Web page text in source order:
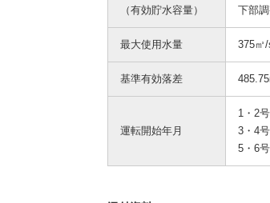
（有効貯水容量）
下部
最大使用水量 375㎥/
基準有効落差
運転開始年月
1・2
3・4
5・6